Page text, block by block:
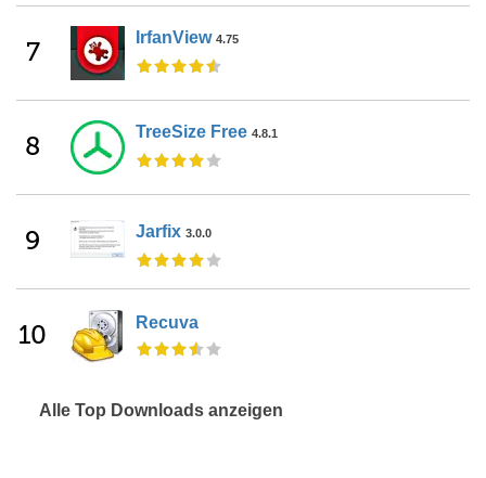
7 IrfanView 4.75
8 TreeSize Free 4.8.1
9 Jarfix 3.0.0
10 Recuva
Alle Top Downloads anzeigen